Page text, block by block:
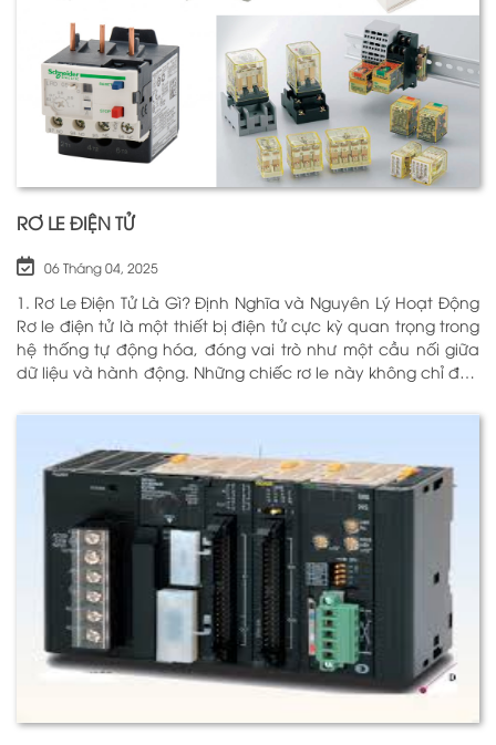
RƠ LE ĐIỆN TỬ
06 Tháng 04, 2025
1. Rơ Le Điện Tử Là Gì? Định Nghĩa và Nguyên Lý Hoạt Động
Rơ le điện tử là một thiết bị điện tử cực kỳ quan trọng trong
hệ thống tự động hóa, đóng vai trò như một cầu nối giữa
dữ liệu và hành động. Những chiếc rơ le này không chỉ đơn
thông minh giúp điều khiển và giám sát hoạt động của các
thiết bị khác nhau trong môi trường công nghiệp cũng như
trong hộ gia đình. Bằng cách sử dụng công nghệ hiện đại,
rơ le điện tử có khả năng xử lý và phản hồi nhanh chóng,
nhằm nâng cao hiệu suất hoạt động và độ an toàn cho
các hệ thống mà nó kiểm soát. N